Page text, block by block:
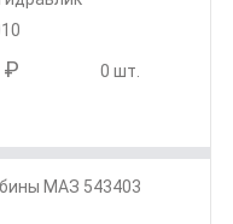
₽ 0 шт.
МАЗ 543403